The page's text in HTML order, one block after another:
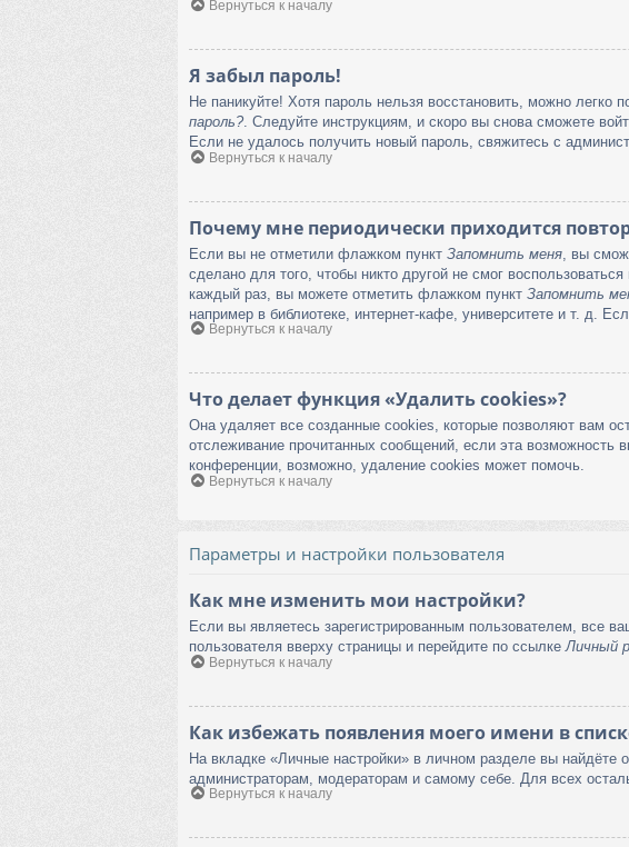
Вернуться к началу
Я забыл пароль!
Не паникуйте! Хотя пароль нельзя восстановить, можно
пароль?. Следуйте инструкциям, и скоро вы снова сможете
Если не удалось получить новый пароль, свяжитесь с
Вернуться к началу
Почему мне периодически приходится
Если вы не отметили флажком пункт Запомнить меня , вы
сделано для того, чтобы никто другой не смог
каждый раз, вы можете отметить флажком пункт Запомнить
например в библиотеке, интернет-кафе, университете и т. д.
Вернуться к началу
Что делает функция «Удалить cookies»?
Она удаляет все созданные cookies, которые позволяют вам
отслеживание прочитанных сообщений, если эта
конференции, возможно, удаление cookies может помочь.
Вернуться к началу
Параметры и настройки пользователя
Как мне изменить мои настройки?
Если вы являетесь зарегистрированным пользователем, все
пользователя вверху страницы и перейдите по ссылкеЛичный
Вернуться к началу
Как избежать появления моего имени в
На вкладке «Личные настройки» в личном разделе вы найдёте
администраторам, модераторам и самому себе. Для всех
Вернуться к началу